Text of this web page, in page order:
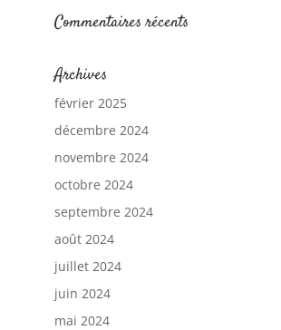
Commentaires récents
Archives
février 2025
décembre 2024
novembre 2024
octobre 2024
septembre 2024
août 2024
juillet 2024
juin 2024
mai 2024